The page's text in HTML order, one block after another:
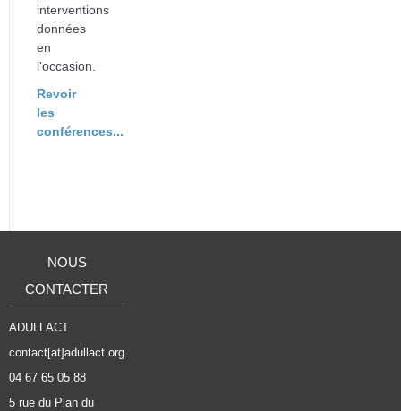
interventions
données
en
l'occasion.
Revoir
les
conférences...
NOUS
CONTACTER
ADULLACT
contact[at]adullact.org
04 67 65 05 88
5 rue du Plan du